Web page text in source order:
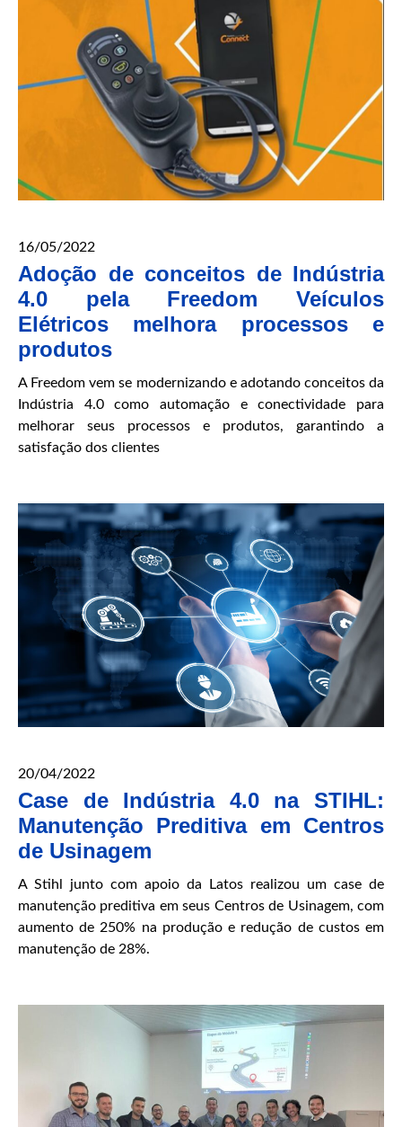
16/05/2022
Adoção de conceitos de Indústria
4.0 pela Freedom Veículos
Elétricos melhora processos e
produtos
A Freedom vem se modernizando e adotando conceitos da
Indústria 4.0 como automação e conectividade para
melhorar seus processos e produtos, garantindo a
satisfação dos clientes
20/04/2022
Case de Indústria 4.0 na STIHL:
Manutenção Preditiva em Centros
de Usinagem
A Stihl junto com apoio da Latos realizou um case de
manutenção preditiva em seus Centros de Usinagem, com
aumento de 250% na produção e redução de custos em
manutenção de 28%.